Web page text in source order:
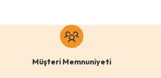
Müşteri Memnuniyeti